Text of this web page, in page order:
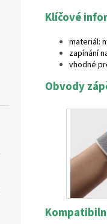
Klíčové
materiál:
zapínání
vhodné
Obvody